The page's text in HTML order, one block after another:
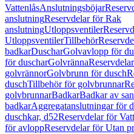
VattenlåsAnslutningsböjar
anslutningReservdelar för Rak
anslutningUtloppsventiler
UtloppsventilerTillbehör
badkarDuscharGolvavlopp för
för duscharGolvränna
golvrännorGolvbrunn för dusch
duschTillbehör för golvbrunnar
golvbrunnarBadkarBadkar av
badkarAggregatanslutningar för
duschkar, d52Reservdelar för
för avloppReservdelar för Utan